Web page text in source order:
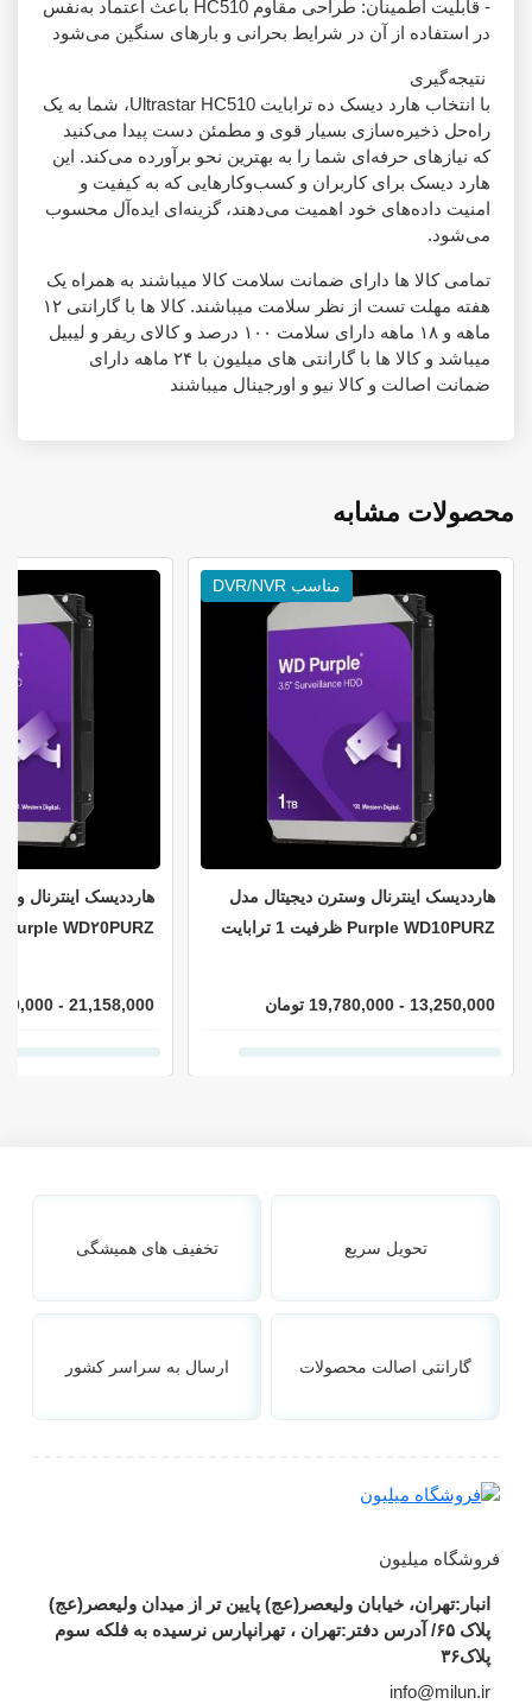
- قابلیت اطمینان: طراحی مقاوم HC510 باعث اعتماد به‌نفس
در استفاده از آن در شرایط بحرانی و بارهای سنگین می‌شود
نتیجه‌گیری
با انتخاب هارد دیسک ده ترابایت Ultrastar HC510، شما به یک
راه‌حل ذخیره‌سازی بسیار قوی و مطمئن دست پیدا می‌کنید
که نیازهای حرفه‌ای شما را به بهترین نحو برآورده می‌کند. این
هارد دیسک برای کاربران و کسب‌وکارهایی که به کیفیت و
امنیت داده‌های خود اهمیت می‌دهند، گزینه‌ای ایده‌آل محسوب
می‌شود.
تمامی کالا ها دارای ضمانت سلامت کالا میباشند به همراه یک
هفته مهلت تست از نظر سلامت میباشند. کالا ها با گارانتی ۱۲
ماهه و ۱۸ ماهه دارای سلامت ۱۰۰ درصد و کالای ریفر و لیبیل
میباشد و کالا ها با گارانتی های میلیون با ۲۴ ماهه دارای
ضمانت اصالت و کالا نیو و اورجینال میباشند
محصولات مشابه
مناسب DVR/NVR
هارددیسک اینترنال وسترن دیجیتال مدل
Purple WD10PURZ ظرفیت 1 ترابایت
13,250,000 - 19,780,000 تومان
هارددیسک اینترنال
Purple WD۲0PURZ ظرفیت ۲ ترابایت
21,158,000 - 31,100,000 تومان
تحویل سریع تخفیف های همیشگی
گارانتی اصالت محصولات ارسال به سراسر کشور
فروشگاه میلیون
انبار:تهران، خیابان ولیعصر(عج) پایین تر از میدان ولیعصر(عج)
پلاک ۶۵/ آدرس دفتر:تهران ، تهرانپارس نرسیده به فلکه سوم
پلاک۳۶
info@milun.ir